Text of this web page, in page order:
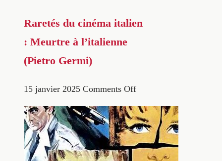
Raretés du cinéma italien
: Meurtre à l’italienne
(Pietro Germi)
15 janvier 2025 Comments Off